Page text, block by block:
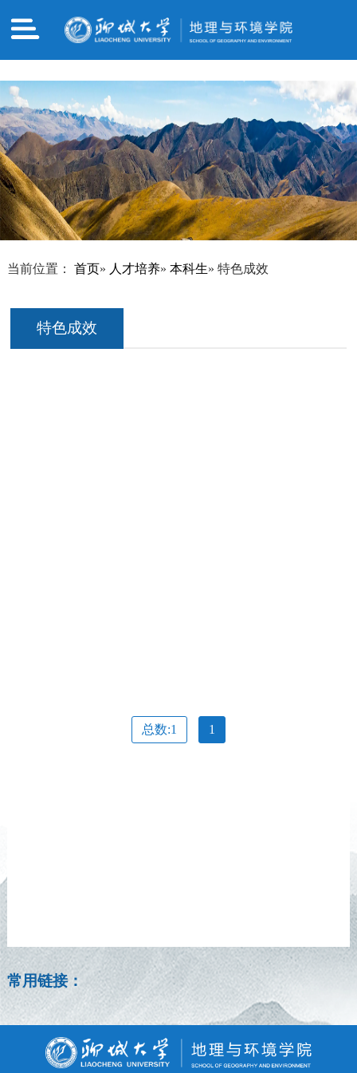
哈哈体育·(haha)十年运营,信誉无忧
当前位置： 首页» 人才培养» 本科生» 特色成效
特色成效
总数:1 1
常用链接：